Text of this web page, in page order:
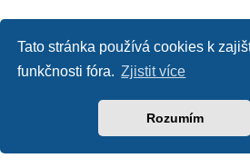
Tato stránka používá cookies k
funkčnosti fóra. Zjistit více
Rozumím